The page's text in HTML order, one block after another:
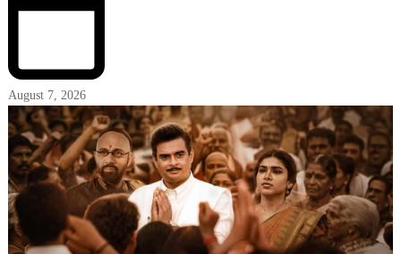
August 7, 2026